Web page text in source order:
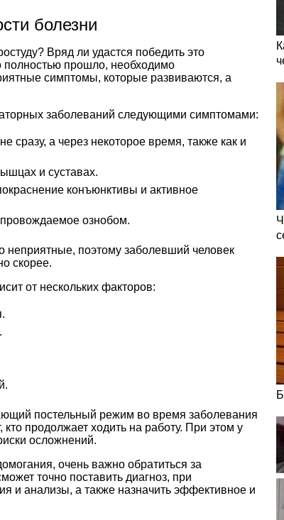
болезни
Вряд ли удастся победить это
полностью прошло, необходимо
симптомы, которые развиваются, а
заболеваний следующими симптомами:
сразу, а через некоторое время, также как и
и суставах.
конъюнктивы и активное
ознобом.
неприятные, поэтому заболевший человек
скорее.
от нескольких факторов:
постельный режим во время заболевания
кто продолжает ходить на работу. При этом у
осложнений.
очень важно обратиться за
точно поставить диагноз, при
и анализы, а также назначить эффективное и